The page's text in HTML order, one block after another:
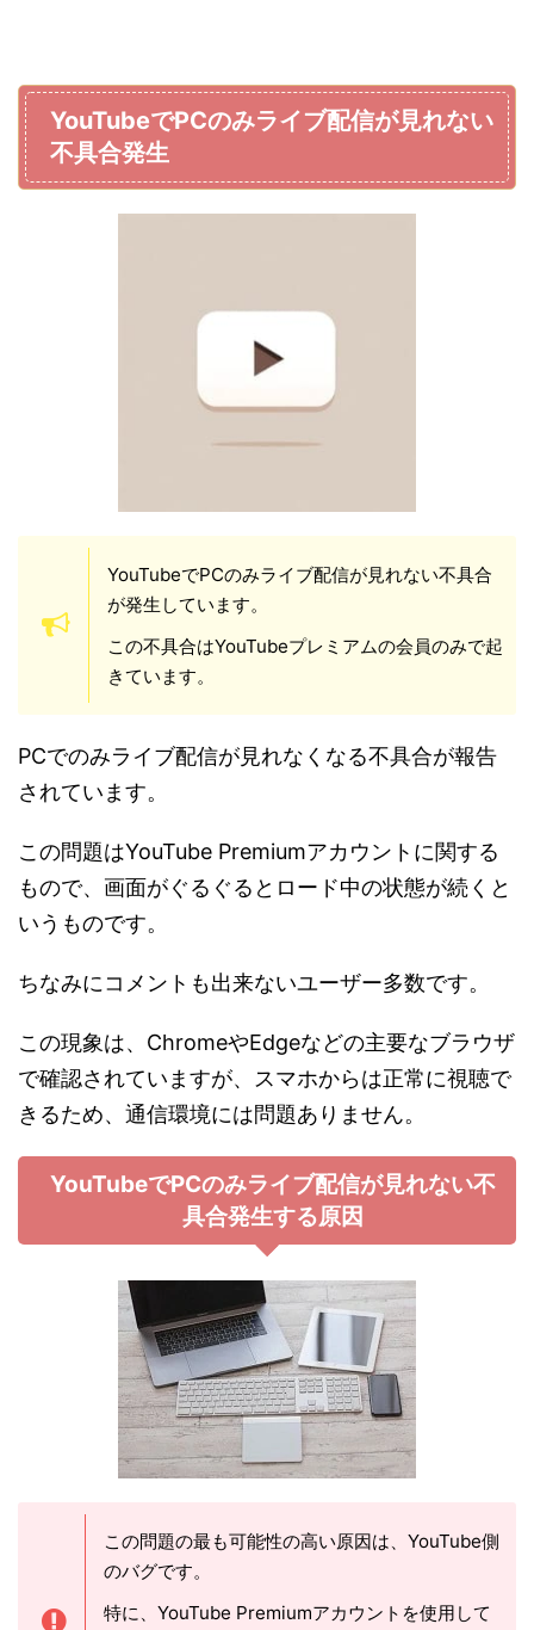
YouTubeでPCのみライブ配信が見れない
不具合発生
YouTubeでPCのみライブ配信が見れない不具合
が発生しています。
この不具合はYouTubeプレミアムの会員のみで起
きています。
PCでのみライブ配信が見れなくなる不具合が報告
されています。
この問題はYouTube Premiumアカウントに関する
もので、画面がぐるぐるとロード中の状態が続くと
いうものです。
ちなみにコメントも出来ないユーザー多数です。
この現象は、ChromeやEdgeなどの主要なブラウザ
で確認されていますが、スマホからは正常に視聴で
きるため、通信環境には問題ありません。
YouTubeでPCのみライブ配信が見れない不
具合発生する原因
この問題の最も可能性の高い原因は、YouTube側
のバグです。
特に、YouTube Premiumアカウントを使用して